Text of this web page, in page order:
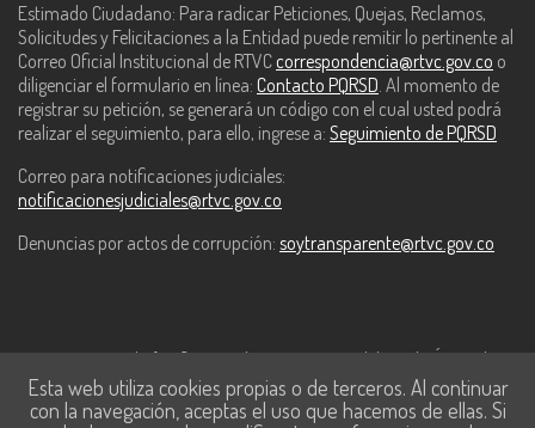
Estimado Ciudadano: Para radicar Peticiones, Quejas, Reclamos,
Solicitudes y Felicitaciones a la Entidad puede remitir lo pertinente al
Correo Oficial Institucional de RTVC correspondencia@rtvc.gov.co o
diligenciar el formulario en línea: Contacto PQRSD. Al momento de
registrar su petición, se generará un código con el cual usted podrá
realizar el seguimiento, para ello, ingrese a: Seguimiento de PQRSD
Correo para notificaciones judiciales:
notificacionesjudiciales@rtvc.gov.co
Denuncias por actos de corrupción: soytransparente@rtvc.gov.co
Este contenido fue financiado con recursos del Fondo Único de
Tecnologías de la Información y las Comunicaciones de MinTic.
Esta web utiliza cookies propias o de terceros. Al continuar
con la navegación, aceptas el uso que hacemos de ellas. Si